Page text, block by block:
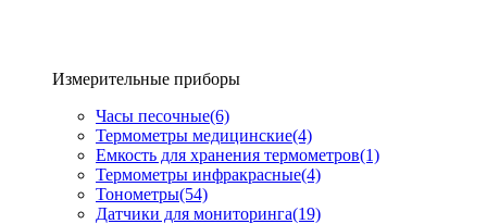
Измерительные приборы
Часы песочные(6)
Термометры медицинские(4)
Емкость для хранения термометров(1)
Термометры инфракрасные(4)
Тонометры(54)
Датчики для мониторинга(19)